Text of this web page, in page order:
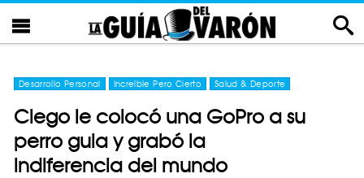
Desarrollo Personal Increíble Pero Cierto Salud & Deporte
Ciego le colocó una GoPro a su
perro guia y grabó la
indiferencia del mundo